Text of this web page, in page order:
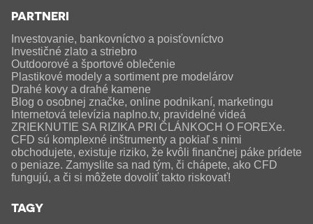
PARTNERI
Investovanie, bankovníctvo a poisťovníctvo
Investičné zlato a striebro
Outdoorové a športové oblečenie
Plastikové modely a sortiment pre modelárov
Drahé kovy a drahé kamene
Blog o osobnej značke, online podnikaní, marketingu
Internetová televízia naplno.tv, pravidelné videá
ZRIEKNUTIE SA RIZIKA PRI ČLÁNKOCH O FOREXe.
CFD sú komplexné inštrumenty a pokiaľ s nimi
obchodujete, existuje riziko, že kvôli finančnej páke prídete
o peniaze. Zamyslite sa nad tým, či chápete, ako CFD
fungujú, a či si môžete dovoliť takto riskovať!
TAGY